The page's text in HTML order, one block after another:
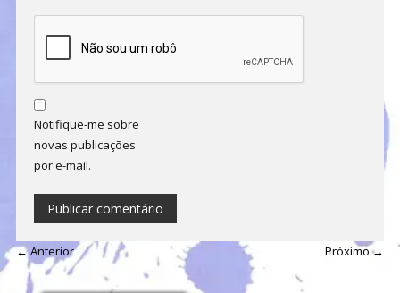
Notifique-me sobre
novas publicações
por e-mail.
← Anterior Próximo →